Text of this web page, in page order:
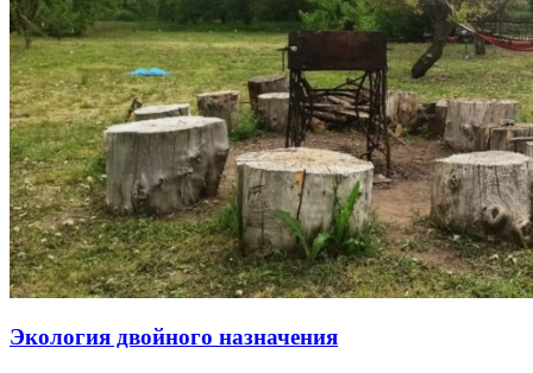
Экология двойного назначения